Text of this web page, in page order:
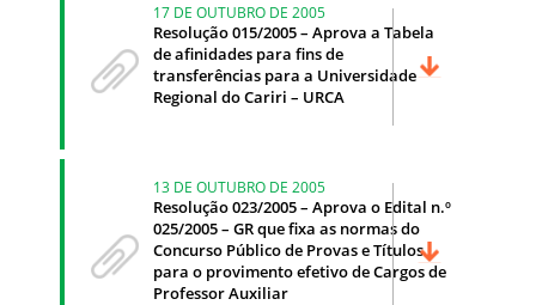
17 DE OUTUBRO DE 2005
Resolução 015/2005 – Aprova a Tabela
de afinidades para fins de
transferências para a Universidade
Regional do Cariri – URCA
13 DE OUTUBRO DE 2005
Resolução 023/2005 – Aprova o Edital n.º
025/2005 – GR que fixa as normas do
Concurso Público de Provas e Títulos
para o provimento efetivo de Cargos de
Professor Auxiliar